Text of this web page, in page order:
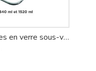
Kit de 2 boîtes en verre sous-vide pour PSV660 et PSV760 - Riviera-et-Bar